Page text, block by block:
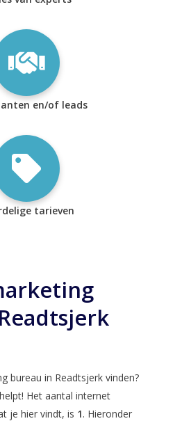
en/of leads
tarieven
bureau in Readtsjerk vinden?
helpt! Het aantal internet
je hier vindt, is 1. Hieronder